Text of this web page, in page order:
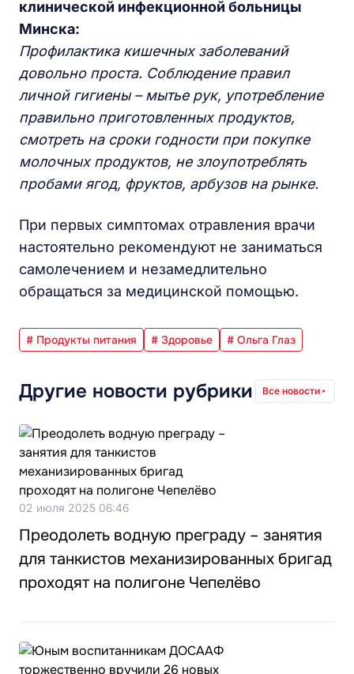
клинической инфекционной больницы
Минска:
Профилактика кишечных заболеваний
довольно проста. Соблюдение правил
личной гигиены – мытье рук, употребление
правильно приготовленных продуктов,
смотреть на сроки годности при покупке
молочных продуктов, не злоупотреблять
пробами ягод, фруктов, арбузов на рынке.
При первых симптомах отравления врачи
настоятельно рекомендуют не заниматься
самолечением и незамедлительно
обращаться за медицинской помощью.
# Продукты питания # Здоровье # Ольга Глаз
Другие новости рубрики Все новости
02 июля 2025 06:46
Преодолеть водную преграду – занятия
для танкистов механизированных бригад
проходят на полигоне Чепелёво